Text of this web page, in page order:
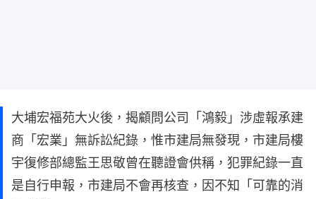
大埔宏福苑大火後，揭顧問公司「鴻毅」涉虛報承建
商「宏業」無訴訟紀錄，惟市建局無發現，市建局樓
宇復修部總監王思敬曾在聽證會供稱，犯罪紀錄一直
是自行申報，市建局不會再核查，因不知「可靠的消